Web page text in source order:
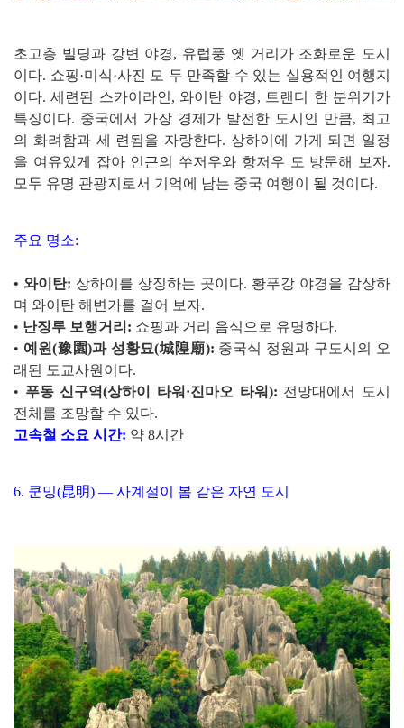
초고층 빌딩과 강변 야경, 유럽풍 옛 거리가 조화로운 도시
이다. 쇼핑·미식·사진 모 두 만족할 수 있는 실용적인 여행지
이다. 세련된 스카이라인, 와이탄 야경, 트랜디 한 분위기가
특징이다. 중국에서 가장 경제가 발전한 도시인 만큼, 최고
의 화려함과 세 련됨을 자랑한다. 상하이에 가게 되면 일정
을 여유있게 잡아 인근의 쑤저우와 항저우 도 방문해 보자.
모두 유명 관광지로서 기억에 남는 중국 여행이 될 것이다.
주요 명소:
• 와이탄: 상하이를 상징하는 곳이다. 황푸강 야경을 감상하
며 와이탄 해변가를 걸어 보자.
• 난징루 보행거리: 쇼핑과 거리 음식으로 유명하다.
• 예원(豫園)과 성황묘(城隍廟): 중국식 정원과 구도시의 오
래된 도교사원이다.
• 푸동 신구역(상하이 타워·진마오 타워): 전망대에서 도시
전체를 조망할 수 있다.
고속철 소요 시간: 약 8시간
6. 쿤밍(昆明) — 사계절이 봄 같은 자연 도시